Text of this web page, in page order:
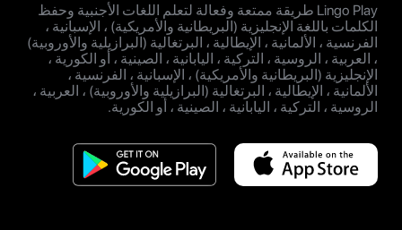
Lingo Play طريقة ممتعة وفعالة لتعلم اللغات الأجنبية وحفظ
الكلمات باللغة الإنجليزية (البريطانية والأمريكية) ، الإسبانية ،
الفرنسية ، الألمانية ، الإيطالية ، البرتغالية (البرازيلية والأوروبية)
، العربية ، الروسية ، التركية ، اليابانية ، الصينية ، أو الكورية ،
الإنجليزية (البريطانية والأمريكية) ، الإسبانية ، الفرنسية ،
الألمانية ، الإيطالية ، البرتغالية (البرازيلية والأوروبية) ، العربية ،
الروسية ، التركية ، اليابانية ، الصينية ، أو الكورية.